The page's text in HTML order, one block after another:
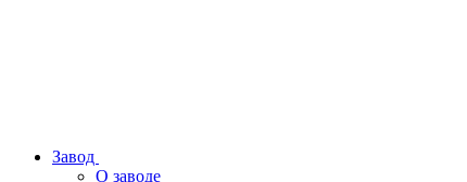
Завод
О заводе